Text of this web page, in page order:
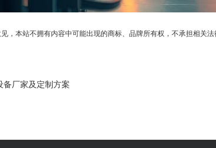
，本站不拥有内容中可能出现的商标、品牌所有权，不承担相
厂家及定制方案